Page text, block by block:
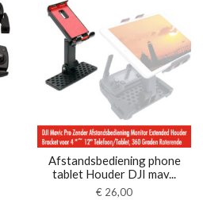
Afstandsbediening phone
tablet Houder DJI mav...
€ 26,00